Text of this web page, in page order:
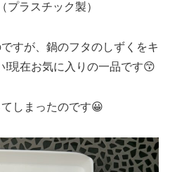
プラスチック製）
すが、鍋のフタのしずくをキ
!現在お気に入りの一品です😙
しまったのです😀